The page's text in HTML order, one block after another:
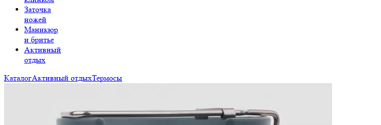
Заточка
ножей
Маникюр
и бритье
Активный
отдых
КаталогАктивный отдыхТермосы